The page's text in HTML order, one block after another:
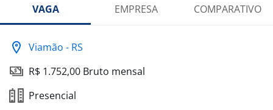
VAGA EMPRESA COMPARATIVO
Viamão - RS
R$ 1.752,00 Bruto mensal
Presencial